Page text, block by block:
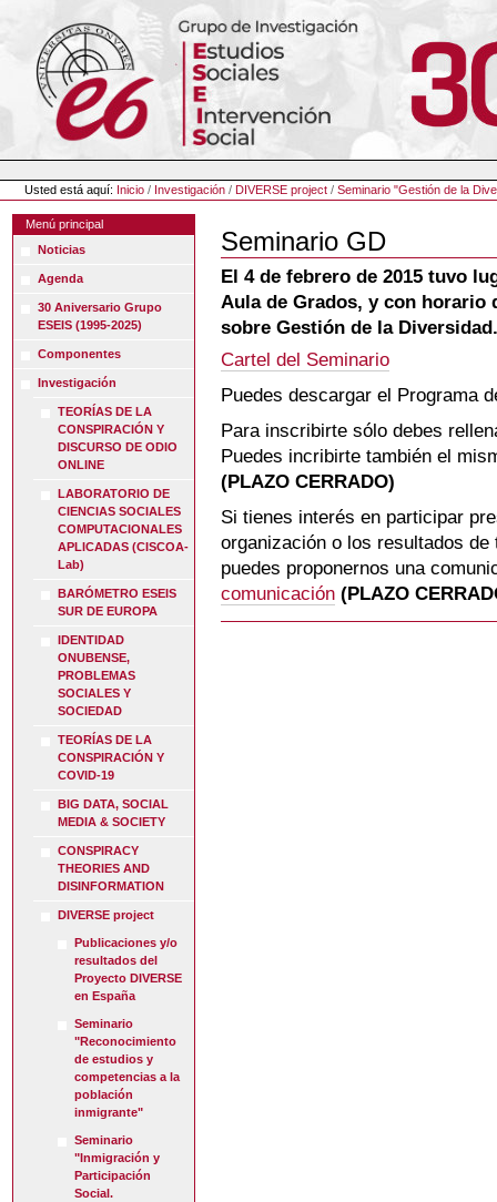
contenido.
navegación
Herramientas
Personales
Usted está aquí: Inicio / Investigación /DIVERSE project /Seminario "Gestión de la
Menú principal
Noticias
Agenda
30 Aniversario Grupo
ESEIS (1995-2025)
Componentes
Investigación
TEORÍAS DE LA
CONSPIRACIÓN Y
DISCURSO DE ODIO
ONLINE
LABORATORIO DE
CIENCIAS SOCIALES
COMPUTACIONALES
APLICADAS (CISCOA-
Lab)
BARÓMETRO ESEIS
SUR DE EUROPA
IDENTIDAD
ONUBENSE,
PROBLEMAS
SOCIALES Y
SOCIEDAD
TEORÍAS DE LA
CONSPIRACIÓN Y
COVID-19
BIG DATA, SOCIAL
MEDIA & SOCIETY
CONSPIRACY
THEORIES AND
DISINFORMATION
DIVERSE project
Publicaciones y/o
resultados del
Proyecto DIVERSE
en España
Seminario
"Reconocimiento
de estudios y
competencias a la
población
inmigrante"
Seminario
"Inmigración y
Participación
Social.
Seminario GD
El 4 de febrero de 2015 tuvo
Aula de Grados, y con horario
sobre Gestión de la
Cartel del Seminario
Puedes descargar el Programa
Para inscribirte sólo debes
Puedes incribirte también el
(PLAZO CERRADO)
Si tienes interés en participar
organización o los resultados
puedes proponernos una
comunicación (PLAZO